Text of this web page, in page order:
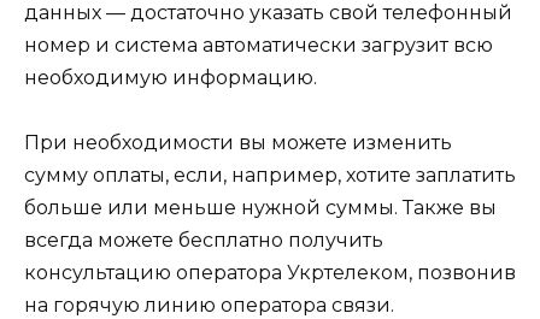
данных — достаточно указать свой телефонный
номер и система автоматически загрузит всю
необходимую информацию.
При необходимости вы можете изменить
сумму оплаты, если, например, хотите заплатить
больше или меньше нужной суммы. Также вы
всегда можете бесплатно получить
консультацию оператора Укртелеком, позвонив
на горячую линию оператора связи.